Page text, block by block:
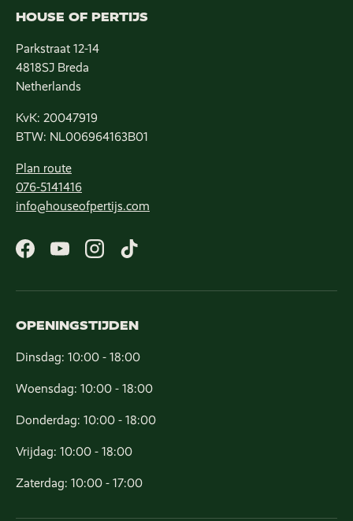
HOUSE OF PERTIJS
Parkstraat 12-14
4818SJ Breda
Netherlands
KvK: 20047919
BTW: NL006964163B01
Plan route
076-5141416
info@houseofpertijs.com
Facebook
YouTubeInstagram
TikTok
OPENINGSTIJDEN
Dinsdag: 10:00 - 18:00
Woensdag: 10:00 - 18:00
Donderdag: 10:00 - 18:00
Vrijdag: 10:00 - 18:00
Zaterdag: 10:00 - 17:00